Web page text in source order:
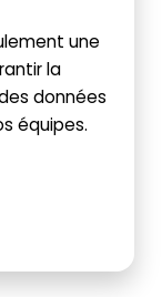
une
la
données
équipes.